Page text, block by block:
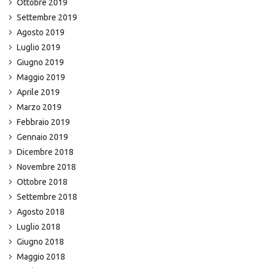
Ottobre 2019
Settembre 2019
Agosto 2019
Luglio 2019
Giugno 2019
Maggio 2019
Aprile 2019
Marzo 2019
Febbraio 2019
Gennaio 2019
Dicembre 2018
Novembre 2018
Ottobre 2018
Settembre 2018
Agosto 2018
Luglio 2018
Giugno 2018
Maggio 2018